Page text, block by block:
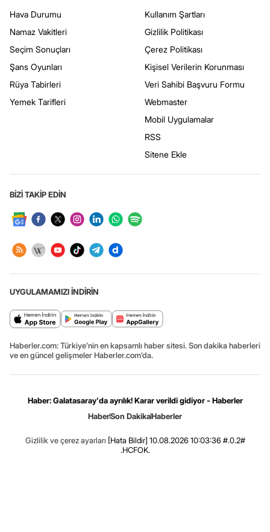
Hava Durumu
Namaz Vakitleri
Seçim Sonuçları
Şans Oyunları
Rüya Tabirleri
Yemek Tarifleri
Kullanım Şartları
Gizlilik Politikası
Çerez Politikası
Kişisel Verilerin Korunması
Veri Sahibi Başvuru Formu
Webmaster
Mobil Uygulamalar
RSS
Sitene Ekle
BİZİ TAKİP EDİN
UYGULAMAMIZI İNDİRİN
Haberler.com: Türkiye’nin en kapsamlı haber sitesi. Son dakika haberleri
ve en güncel gelişmeler Haberler.com’da.
Haber: Galatasaray'da ayrılık! Karar verildi gidiyor - Haberler
HaberSon DakikaHaberler
Gizlilik ve çerez ayarları [Hata Bildir] 10.08.2026 10:03:36 #.0.2#
.HCFOK.